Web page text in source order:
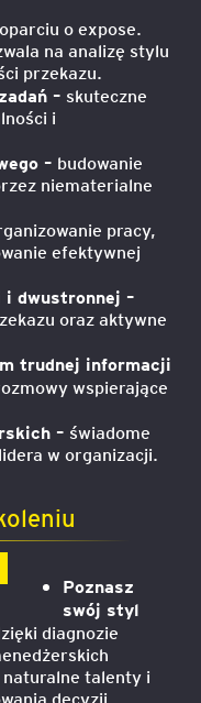
o expose.
na analizę stylu
przekazu.
– skuteczne
i
– budowanie
niematerialne
pracy,
efektywnej
dwustronnej –
oraz aktywne
trudnej informacji
wspierające
– świadome
w organizacji.
Poznasz
swój styl
diagnozie
talenty i
decyzji.